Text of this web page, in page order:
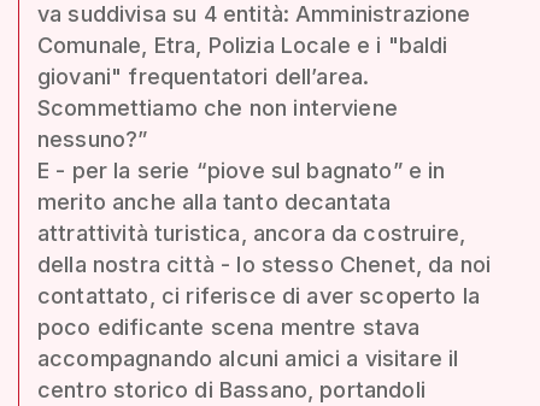
va suddivisa su 4 entità: Amministrazione
Comunale, Etra, Polizia Locale e i "baldi
giovani" frequentatori dell’area.
Scommettiamo che non interviene
nessuno?”
E - per la serie “piove sul bagnato” e in
merito anche alla tanto decantata
attrattività turistica, ancora da costruire,
della nostra città - lo stesso Chenet, da noi
contattato, ci riferisce di aver scoperto la
poco edificante scena mentre stava
accompagnando alcuni amici a visitare il
centro storico di Bassano, portandoli